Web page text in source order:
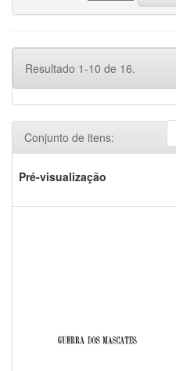
Resultado 1-10 de 16.
Conjunto de itens:
Pré-visualização